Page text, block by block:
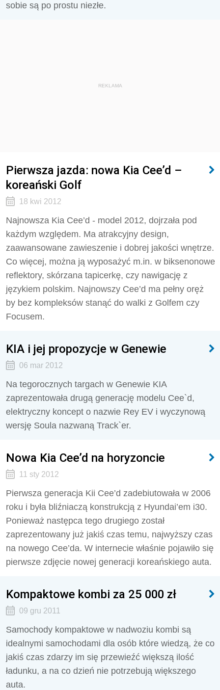
sobie są po prostu niezłe.
REKLAMA
Pierwsza jazda: nowa Kia Cee’d –
koreański Golf
18 kwi 2012
Najnowsza Kia Cee’d - model 2012, dojrzała pod
każdym względem. Ma atrakcyjny design,
zaawansowane zawieszenie i dobrej jakości wnętrze.
Co więcej, można ją wyposażyć m.in. w biksenonowe
reflektory, skórzana tapicerkę, czy nawigację z
językiem polskim. Najnowszy Cee’d ma pełny oręż
by bez kompleksów stanąć do walki z Golfem czy
Focusem.
KIA i jej propozycje w Genewie
06 mar 2012
Na tegorocznych targach w Genewie KIA
zaprezentowała drugą generację modelu Cee`d,
elektryczny koncept o nazwie Rey EV i wyczynową
wersję Soula nazwaną Track`er.
Nowa Kia Cee’d na horyzoncie
11 sty 2012
Pierwsza generacja Kii Cee’d zadebiutowała w 2006
roku i była bliźniaczą konstrukcją z Hyundai’em i30.
Ponieważ następca tego drugiego został
zaprezentowany już jakiś czas temu, najwyższy czas
na nowego Cee’da. W internecie właśnie pojawiło się
pierwsze zdjęcie nowej generacji koreańskiego auta.
Kompaktowe kombi za 25 000 zł
09 gru 2011
Samochody kompaktowe w nadwoziu kombi są
idealnymi samochodami dla osób które wiedzą, że co
jakiś czas zdarzy im się przewieźć większą ilość
ładunku, a na co dzień nie potrzebują większego
auta.